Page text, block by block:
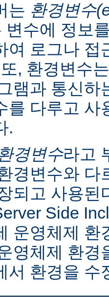
는 환경변수
변수에 정보
여 로그나 접
, 환경변수
램과 통신하
를 다루고 사
.
경변수라고
경변수와 다
되고 사용된
Side
운영체제 환
영체제 환경
서 환경을 수